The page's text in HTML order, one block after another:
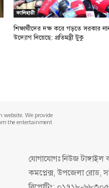
কালিহাতী
শিক্ষার্থীদের দক্ষ করে গড়তে সরকার
উদ্যোগ নিয়েছে: প্রতিমন্ত্রী টুকু
website. We provide
the entertainment
যোগাযোগঃ নিউজ টাঙ্গাইল
কমপ্লেক্স, উপজেলা রোড,